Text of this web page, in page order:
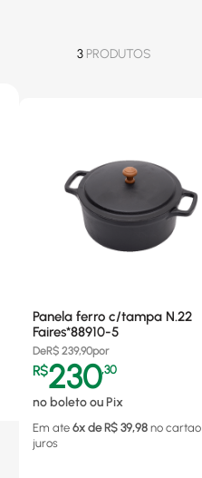
3 PRODUTOS
Panela ferro c/tampa N.22
Faires*88910-5
DeR$ 239,90por
R$230,30
no boleto ou Pix
Em ate 6x de R$ 39,98 no cartao
juros